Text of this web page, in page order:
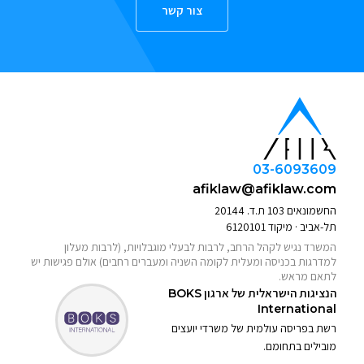
צור קשר
03-6093609
afiklaw@afiklaw.com
החשמונאים 103 ת.ד. 20144
תל-אביב · מיקוד 6120101
המשרד נגיש לקהל הרחב, לרבות לבעלי מוגבלויות, (לרבות מעלון
למדרגות בכניסה ומעלית לקומה השניה ומעברים רחבים) אולם פגישות יש
לתאם מראש.
הנציגות הישראלית של ארגוןBOKS
International
רשת בפריסה עולמית של משרדי יועצים
מובילים בתחומם.